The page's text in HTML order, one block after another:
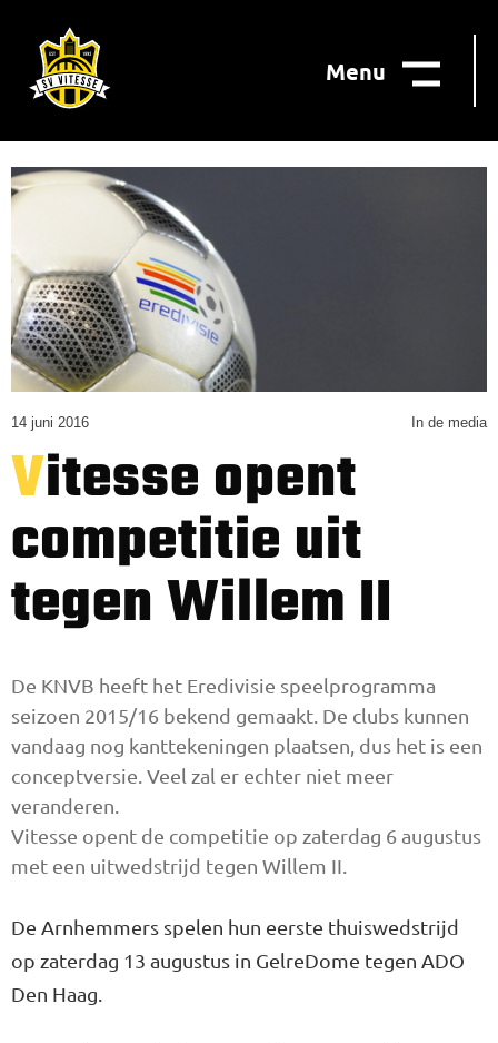
Menu
14 juni 2016 In de media
Vitesse opent
competitie uit
tegen Willem II
De KNVB heeft het Eredivisie speelprogramma
seizoen 2015/16 bekend gemaakt. De clubs kunnen
vandaag nog kanttekeningen plaatsen, dus het is een
conceptversie. Veel zal er echter niet meer
veranderen.
Vitesse opent de competitie op zaterdag 6 augustus
met een uitwedstrijd tegen Willem II.
De Arnhemmers spelen hun eerste thuiswedstrijd
op zaterdag 13 augustus in GelreDome tegen ADO
Den Haag.